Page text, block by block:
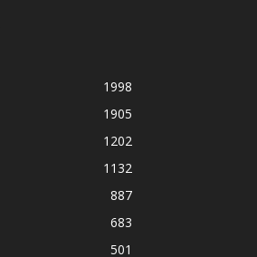
1998
1905
1202
1132
887
683
501